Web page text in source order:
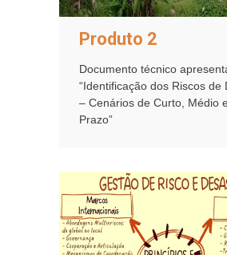
Produto 2
Documento técnico
“Identificação dos Riscos de
– Cenários de Curto, Médio
Prazo”